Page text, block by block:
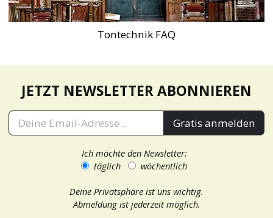
Tontechnik FAQ
JETZT NEWSLETTER ABONNIEREN
Gratis anmelden
Ich möchte den Newsletter:
täglich
wöchentlich
Deine Privatsphäre ist uns wichtig.
Abmeldung ist jederzeit möglich.